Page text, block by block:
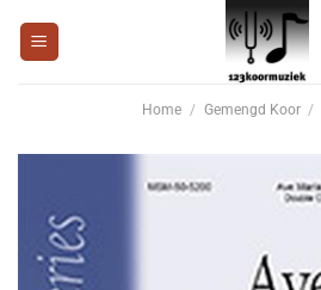
naar
Home / Gemengd Koor /